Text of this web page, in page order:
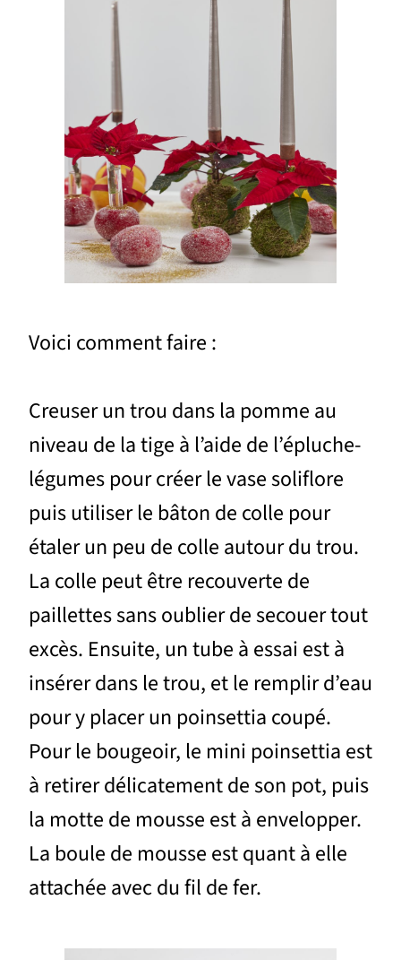
Voici comment faire :
Creuser un trou dans la pomme au
niveau de la tige à l’aide de l’épluche-
légumes pour créer le vase soliflore
puis utiliser le bâton de colle pour
étaler un peu de colle autour du trou.
La colle peut être recouverte de
paillettes sans oublier de secouer tout
excès. Ensuite, un tube à essai est à
insérer dans le trou, et le remplir d’eau
pour y placer un poinsettia coupé.
Pour le bougeoir, le mini poinsettia est
à retirer délicatement de son pot, puis
la motte de mousse est à envelopper.
La boule de mousse est quant à elle
attachée avec du fil de fer.